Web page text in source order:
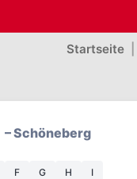
Startseite
– Schöneberg
F G H
I